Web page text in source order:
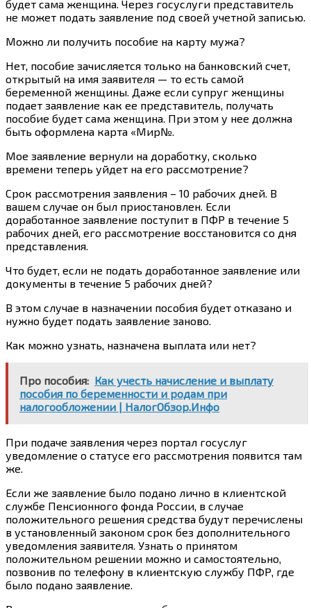
будет сама женщина. Через госуслуги представитель
не может подать заявление под своей учетной записью.
Можно ли получить пособие на карту мужа?
Нет, пособие зачисляется только на банковский счет,
открытый на имя заявителя — то есть самой
беременной женщины. Даже если супруг женщины
подает заявление как ее представитель, получать
пособие будет сама женщина. При этом у нее должна
быть оформлена карта «Мир№.
Мое заявление вернули на доработку, сколько
времени теперь уйдет на его рассмотрение?
Срок рассмотрения заявления – 10 рабочих дней. В
вашем случае он был приостановлен. Если
доработанное заявление поступит в ПФР в течение 5
рабочих дней, его рассмотрение восстановится со дня
представления.
Что будет, если не подать доработанное заявление или
документы в течение 5 рабочих дней?
В этом случае в назначении пособия будет отказано и
нужно будет подать заявление заново.
Как можно узнать, назначена выплата или нет?
Про пособия: Как учесть начисление и выплату
пособия по беременности и родам при
налогообложении | НалогОбзор.Инфо
При подаче заявления через портал госуслуг
уведомление о статусе его рассмотрения появится там
же.
Если же заявление было подано лично в клиентской
службе Пенсионного фонда России, в случае
положительного решения средства будут перечислены
в установленный законом срок без дополнительного
уведомления заявителя. Узнать о принятом
положительном решении можно и самостоятельно,
позвонив по телефону в клиентскую службу ПФР, где
было подано заявление.